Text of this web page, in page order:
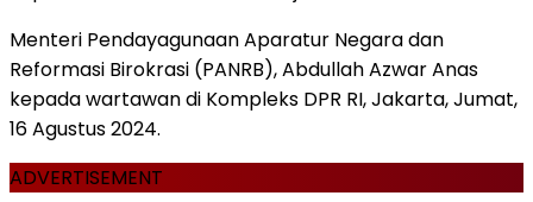
Menteri Pendayagunaan Aparatur Negara dan
Reformasi Birokrasi (PANRB), Abdullah Azwar Anas
kepada wartawan di Kompleks DPR RI, Jakarta, Jumat,
16 Agustus 2024.
ADVERTISEMENT